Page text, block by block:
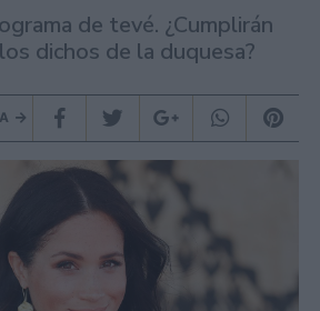
de tevé. ¿Cumplirán
dichos de la duquesa?